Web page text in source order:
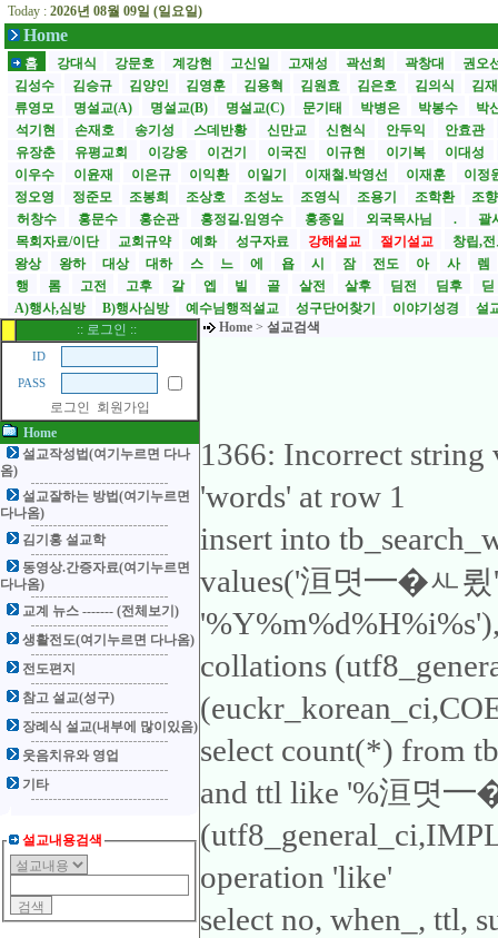
Today : 2026년 08월 09일 (일요일)
Home
홈 강대식 강문호 계강현 고신일 고재성 곽선희 곽창대
권오
김성수
김승규 김양인 김영훈 김용혁 김원효 김은호 김의식
김
류영모
명설교(A) 명설교(B) 명설교(C) 문기태 박병은 박봉수
박
석기현
손재호 송기성 스데반황 신만교 신현식 안두익
안효관
유장춘
유평교회 이강웅 이건기 이국진 이규현 이기복
이대성
이우수
이윤재 이은규 이익환 이일기 이재철.박영선 이재훈
이정
정오영
정준모 조봉희 조상호 조성노 조영식 조용기 조학환
조
허창수
홍문수 홍순관 홍정길.임영수 홍종일 외국목사님 .
괄
목회자료/이단
교회규약 예화 성구자료 강해설교 절기설교
창립,
왕상
왕하 대상 대하 스 느 에 욥 시 잠 전도 아 사
렘
행
롬 고전 고후 갈 엡 빌 골 살전 살후 딤전 딤후
딛
A)행사,심방
B)행사심방 예수님행적설교 성구단어찾기 이야기성경
설
:: 로그인 ::
ID
PASS
로그인
회원가입
Home
설교작성법(여기누르면 다나
옴)
설교잘하는 방법(여기누르면
다나옴)
김기홍 설교학
동영상.간증자료(여기누르면
다나옴)
교계 뉴스 ------- (전체보기)
생활전도(여기누르면 다나옴)
전도편지
참고 설교(성구)
장례식 설교(내부에 많이있음)
웃음치유와 영업
기타
설교내용검색
Home > 설교검색
1366: Incorrect
'words' at row 1
insert into
values('洹몃━�ㅻ룄
collations
select count(*) from
and ttl like '%洹몃
operation 'like'
select no, when_, ttl,